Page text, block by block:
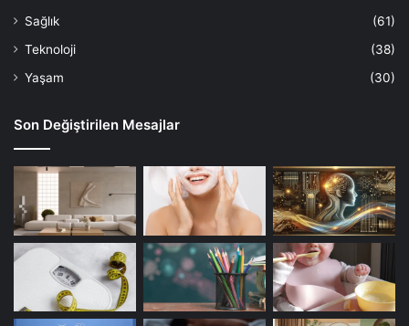
Sağlık
(61)
Teknoloji
(38)
Yaşam
(30)
Son Değiştirilen Mesajlar